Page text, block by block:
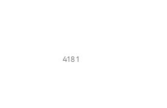
4181